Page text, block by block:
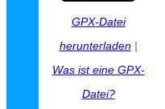
GPX-Datei
herunterladen|
Was ist eine GPX-
Datei?